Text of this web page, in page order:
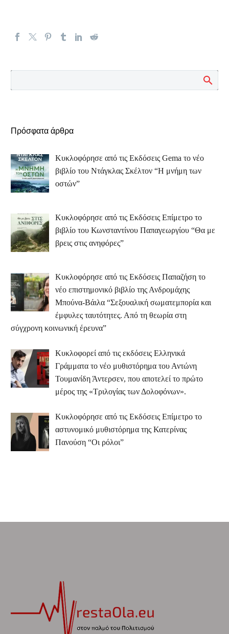
Πρόσφατα άρθρα
Κυκλοφόρησε από τις Εκδόσεις Gema το νέο
βιβλίο του Ντάγκλας Σκέλτον “Η μνήμη των
οστών”
Κυκλοφόρησε από τις Εκδόσεις Επίμετρο το
βιβλίο του Κωνσταντίνου Παπαγεωργίου “Θα με
βρεις στις ανηφόρες”
Κυκλοφόρησε από τις Εκδόσεις Παπαζήση το
νέο επιστημονικό βιβλίο της Ανδρομάχης
Μπούνα-Βάιλα “Σεξουαλική σωματεμπορία και
έμφυλες ταυτότητες. Από τη θεωρία στη
σύγχρονη κοινωνική έρευνα”
Κυκλοφορεί από τις εκδόσεις Ελληνικά
Γράμματα το νέο μυθιστόρημα του Αντώνη
Τουμανίδη Άντερσεν, που αποτελεί το πρώτο
μέρος της «Τριλογίας των Δολοφόνων».
Κυκλοφόρησε από τις Εκδόσεις Επίμετρο το
αστυνομικό μυθιστόρημα της Κατερίνας
Πανούση “Οι ρόλοι”